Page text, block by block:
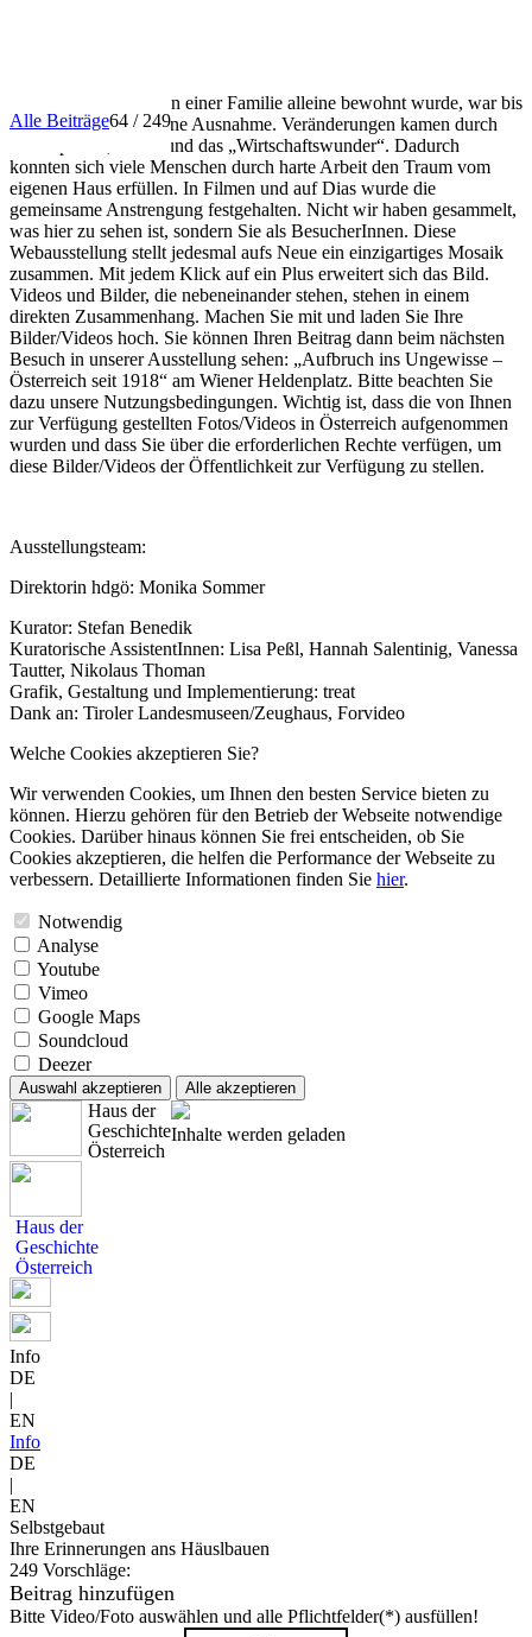
Dass ein Haus nur von einer Familie alleine bewohnt wurde, war bis
in die 1950er Jahre eine Ausnahme. Veränderungen kamen durch
Förderpolitik, Autos und das „Wirtschaftswunder“. Dadurch
konnten sich viele Menschen durch harte Arbeit den Traum vom
eigenen Haus erfüllen. In Filmen und auf Dias wurde die
gemeinsame Anstrengung festgehalten. Nicht wir haben gesammelt,
was hier zu sehen ist, sondern Sie als BesucherInnen. Diese
Webausstellung stellt jedesmal aufs Neue ein einzigartiges Mosaik
zusammen. Mit jedem Klick auf ein Plus erweitert sich das Bild.
Videos und Bilder, die nebeneinander stehen, stehen in einem
direkten Zusammenhang. Machen Sie mit und laden Sie Ihre
Bilder/Videos hoch. Sie können Ihren Beitrag dann beim nächsten
Besuch in unserer Ausstellung sehen: „Aufbruch ins Ungewisse –
Österreich seit 1918“ am Wiener Heldenplatz. Bitte beachten Sie
dazu unsere Nutzungsbedingungen. Wichtig ist, dass die von Ihnen
zur Verfügung gestellten Fotos/Videos in Österreich aufgenommen
wurden und dass Sie über die erforderlichen Rechte verfügen, um
diese Bilder/Videos der Öffentlichkeit zur Verfügung zu stellen.
Ausstellungsteam:
Direktorin hdgö: Monika Sommer
Kurator: Stefan Benedik
Kuratorische AssistentInnen: Lisa Peßl, Hannah Salentinig, Vanessa
Tautter, Nikolaus Thoman
Grafik, Gestaltung und Implementierung: treat
Dank an: Tiroler Landesmuseen/Zeughaus, Forvideo
Welche Cookies akzeptieren Sie?
Wir verwenden Cookies, um Ihnen den besten Service bieten zu
können. Hierzu gehören für den Betrieb der Webseite notwendige
Cookies. Darüber hinaus können Sie frei entscheiden, ob Sie
Cookies akzeptieren, die helfen die Performance der Webseite zu
verbessern. Detaillierte Informationen finden Sie hier.
Notwendig
Analyse
Youtube
Vimeo
Google Maps
Soundcloud
Deezer
Auswahl akzeptieren Alle akzeptieren
Haus der
Geschichte
Österreich
Inhalte werden geladen
Haus der
Geschichte
Österreich
Info
DE
|
EN
Info
DE
|
EN
Selbstgebaut
Ihre Erinnerungen ans Häuslbauen
249 Vorschläge:
Beitrag hinzufügen
Bitte Video/Foto auswählen und alle Pflichtfelder(*) ausfüllen!
Alle Beiträge64 / 249